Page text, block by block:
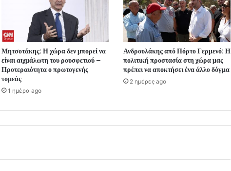
Μητσοτάκης: Η χώρα δεν μπορεί να
είναι αιχμάλωτη του ρουσφετιού –
Προτεραιότητα ο πρωτογενής
τομεάς
1 ημέρα ago
Ανδρουλάκης από Πόρτο Γερμενό: Η
πολιτική προστασία στη χώρα μας
πρέπει να αποκτήσει ένα άλλο δόγμα
2 ημέρες ago